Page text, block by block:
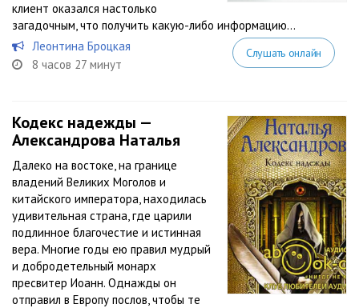
клиент оказался настолько
загадочным, что получить какую-либо информацию...
Леонтина Броцкая
8 часов 27 минут
Слушать онлайн
Кодекс надежды —
Александрова Наталья
Далеко на востоке, на границе
владений Великих Моголов и
китайского императора, находилась
удивительная страна, где царили
подлинное благочестие и истинная
вера. Многие годы ею правил мудрый
и добродетельный монарх
пресвитер Иоанн. Однажды он
отправил в Европу послов, чтобы те